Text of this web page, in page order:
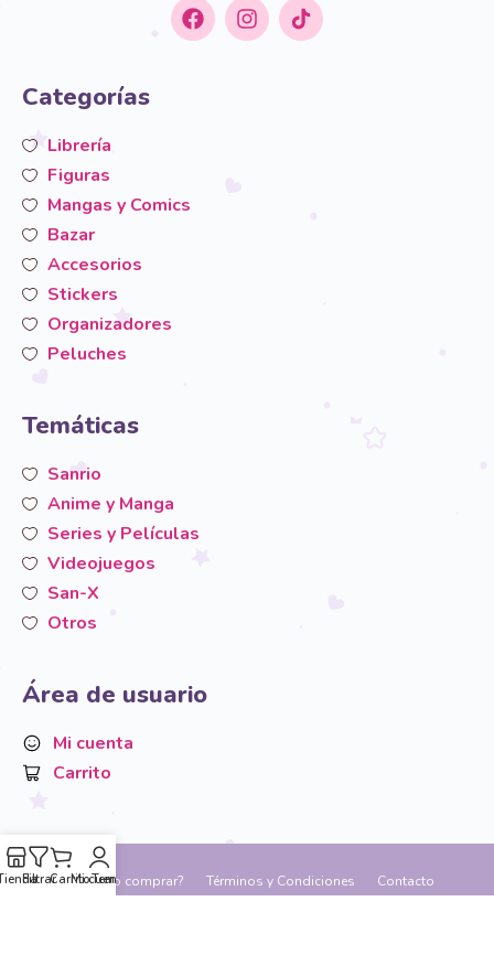
Categorías
Librería
Figuras
Mangas y Comics
Bazar
Accesorios
Stickers
Organizadores
Peluches
Temáticas
Sanrio
Anime y Manga
Series y Películas
Videojuegos
San-X
Otros
Área de usuario
Mi cuenta
Carrito
Blog ¿Cómo comprar? Términos y Condiciones Contacto
FiltrarCarritoMi cuenta
Temáticas